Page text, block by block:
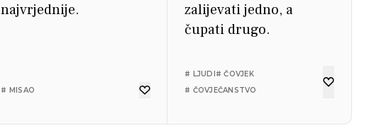
najvrjednije.
# MISAO
zalijevati jedno, a
čupati drugo.
# LJUDI# ČOVJEK
# ČOVJEČANSTVO